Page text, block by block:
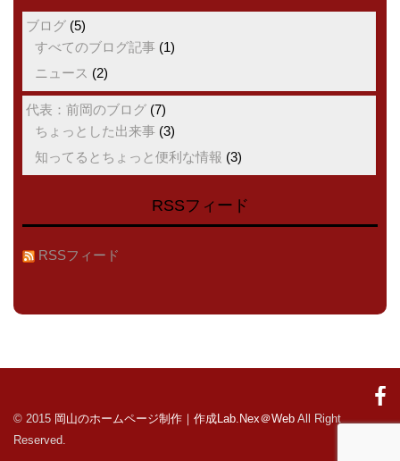
ブログ(5)
すべてのブログ記事(1)
ニュース (2)
代表：前岡のブログ(7)
ちょっとした出来事(3)
知ってるとちょっと便利な情報 (3)
RSSフィード
RSSフィード
© 2015 岡山のホームページ制作｜作成Lab.Nex＠Web All Right
Reserved.